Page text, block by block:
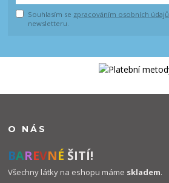
Souhlasím se zpracováním osobních údajů
newsletteru.
O NÁS
BAREVNÉ ŠITÍ!
Všechny látky na eshopu máme skladem.